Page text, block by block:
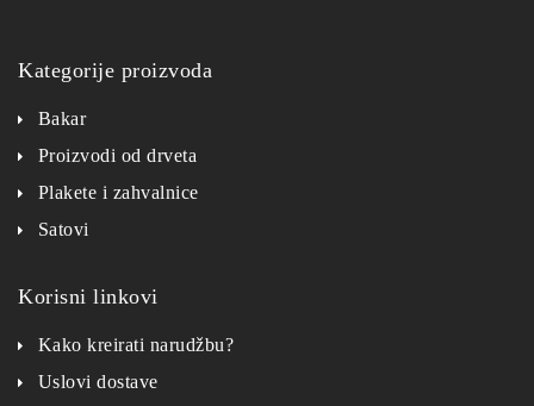
Kategorije proizvoda
Bakar
Proizvodi od drveta
Plakete i zahvalnice
Satovi
Korisni linkovi
Kako kreirati narudžbu?
Uslovi dostave